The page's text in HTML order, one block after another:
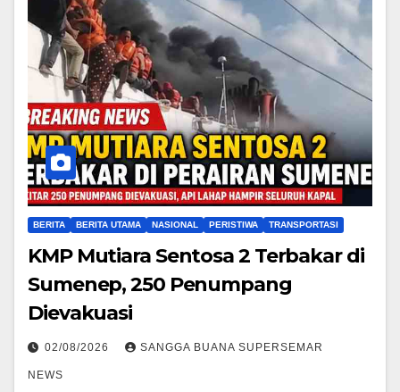
BERITA BERITA UTAMA NASIONAL PERISTIWA TRANSPORTASI
KMP Mutiara Sentosa 2 Terbakar di
Sumenep, 250 Penumpang
Dievakuasi
02/08/2026 SANGGA BUANA SUPERSEMAR
NEWS